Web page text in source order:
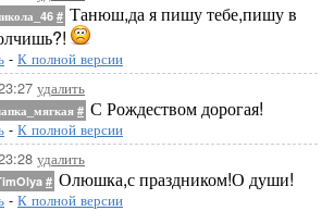
# Танюш,да я пишу тебе,пишу в
- К полной версии
удалить
# С Рождеством дорогая!
- К полной версии
удалить
# Олюшка,с праздником!О души!
- К полной версии